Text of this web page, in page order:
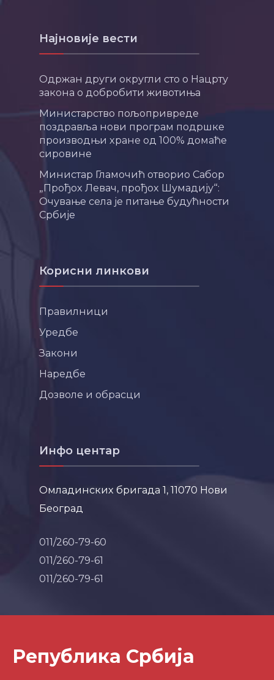
Најновије вести
Одржан други округли сто о Нацрту
закона о добробити животиња
Министарство пољопривреде
поздравља нови програм подршке
производњи хране од 100% домаће
сировине
Министар Гламочић отворио Сабор
„Прођох Левач, прођох Шумадију“:
Очување села је питање будућности
Србије
Корисни линкови
Правилници
Уредбе
Закони
Наредбе
Дозволе и обрасци
Инфо центар
Омладинских бригада 1, 11070 Нови
Београд
011/260-79-60
011/260-79-61
011/260-79-61
Република Србија